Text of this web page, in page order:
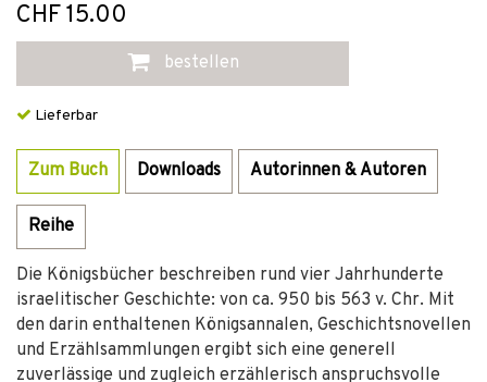
CHF 15.00
bestellen
Lieferbar
Zum Buch Downloads Autorinnen & Autoren
Reihe
Die Königsbücher beschreiben rund vier Jahrhunderte
israelitischer Geschichte: von ca. 950 bis 563 v. Chr. Mit
den darin enthaltenen Königsannalen, Geschichtsnovellen
und Erzählsammlungen ergibt sich eine generell
zuverlässige und zugleich erzählerisch anspruchsvolle